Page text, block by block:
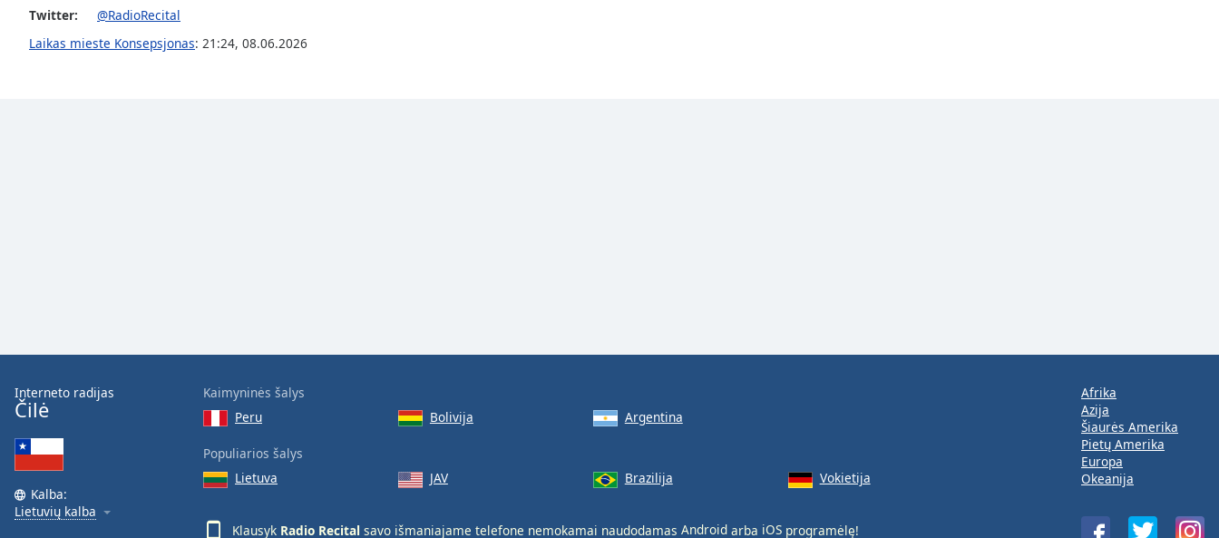
Opacity
Style
Font
Done
Close
Twitter:
@RadioRecital
Laikas mieste Konsepsjonas: 21:24, 08.06.2026
Interneto radijas
Čilė
Kalba:
Lietuvių kalba
Kaimyninės šalys
Peru
Bolivija Argentina
Populiarios šalys
Lietuva
JAV Brazilija Vokietija
Klausyk Radio Recital savo išmaniajame telefone nemokamai naudodamas Android arba iOS programėlę!
Afrika
Azija
Šiaurės Amerika
Pietų Amerika
Europa
Okeanija